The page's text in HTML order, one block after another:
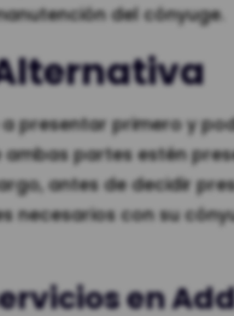
del cónyuge.
presentar primero y
partes estén
antes de decidir
con su
en